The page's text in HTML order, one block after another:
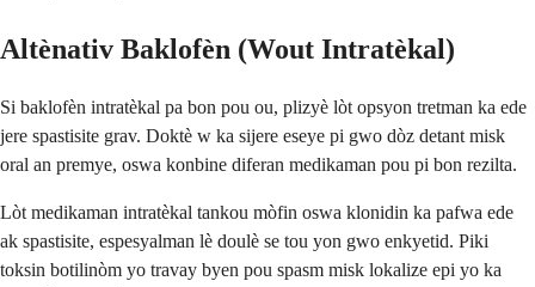
Altènativ Baklofèn (Wout Intratèkal)
Si baklofèn intratèkal pa bon pou ou, plizyè lòt opsyon tretman ka ede
jere spastisite grav. Doktè w ka sijere eseye pi gwo dòz detant misk
oral an premye, oswa konbine diferan medikaman pou pi bon rezilta.
Lòt medikaman intratèkal tankou mòfin oswa klonidin ka pafwa ede
ak spastisite, espesyalman lè doulè se tou yon gwo enkyetid. Piki
toksin botilinòm yo travay byen pou spasm misk lokalize epi yo ka